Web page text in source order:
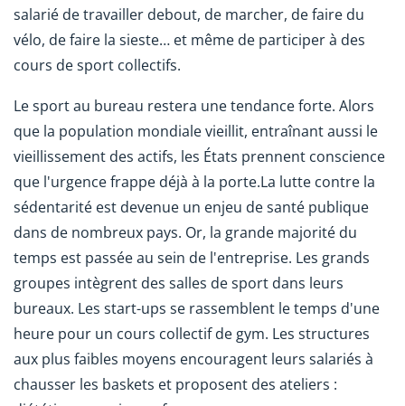
salarié de travailler debout, de marcher, de faire du
vélo, de faire la sieste… et même de participer à des
cours de sport collectifs.
Le sport au bureau restera une tendance forte. Alors
que la population mondiale vieillit, entraînant aussi le
vieillissement des actifs, les États prennent conscience
que l'urgence frappe déjà à la porte.La lutte contre la
sédentarité est devenue un enjeu de santé publique
dans de nombreux pays. Or, la grande majorité du
temps est passée au sein de l'entreprise. Les grands
groupes intègrent des salles de sport dans leurs
bureaux. Les start-ups se rassemblent le temps d'une
heure pour un cours collectif de gym. Les structures
aux plus faibles moyens encouragent leurs salariés à
chausser les baskets et proposent des ateliers :